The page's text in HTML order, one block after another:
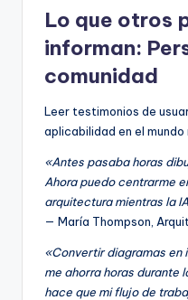
Lo que otros
informan:
comunidad
Leer testimonios de
aplicabilidad en el mundo
«Antes pasaba horas
Ahora puedo centrarme
arquitectura mientras la
— María Thompson,
«Convertir diagramas en
me ahorra horas durante
hace que mi flujo de